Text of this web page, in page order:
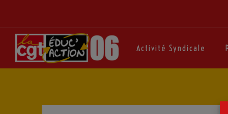
Activité Syndicale